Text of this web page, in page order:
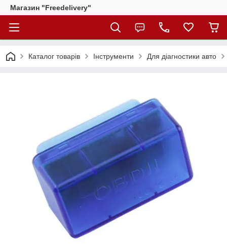
Магазин "Freedelivery"
Каталог товарів Інструменти Для діагностики авто